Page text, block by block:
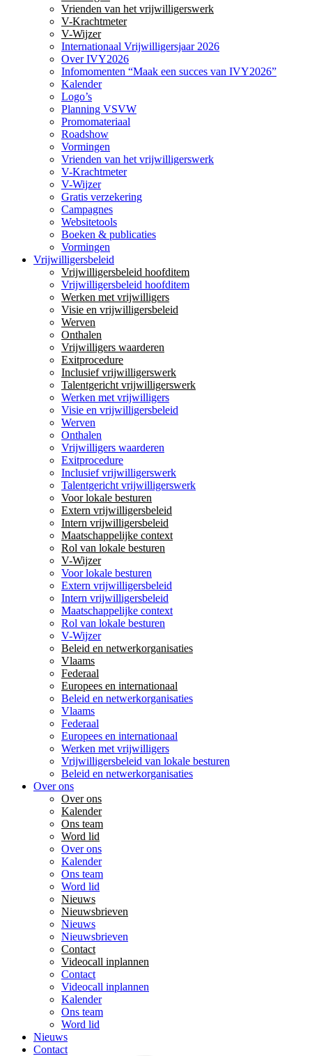
Vrienden van het vrijwilligerswerk
V-Krachtmeter
V-Wijzer
Internationaal Vrijwilligersjaar 2026
Over IVY2026
Infomomenten “Maak een succes van IVY2026”
Kalender
Logo’s
Planning VSVW
Promomateriaal
Roadshow
Vormingen
Vrienden van het vrijwilligerswerk
V-Krachtmeter
V-Wijzer
Gratis verzekering
Campagnes
Websitetools
Boeken & publicaties
Vormingen
Vrijwilligersbeleid
Vrijwilligersbeleid hoofditem
Vrijwilligersbeleid hoofditem
Werken met vrijwilligers
Visie en vrijwilligersbeleid
Werven
Onthalen
Vrijwilligers waarderen
Exitprocedure
Inclusief vrijwilligerswerk
Talentgericht vrijwilligerswerk
Werken met vrijwilligers
Visie en vrijwilligersbeleid
Werven
Onthalen
Vrijwilligers waarderen
Exitprocedure
Inclusief vrijwilligerswerk
Talentgericht vrijwilligerswerk
Voor lokale besturen
Extern vrijwilligersbeleid
Intern vrijwilligersbeleid
Maatschappelijke context
Rol van lokale besturen
V-Wijzer
Voor lokale besturen
Extern vrijwilligersbeleid
Intern vrijwilligersbeleid
Maatschappelijke context
Rol van lokale besturen
V-Wijzer
Beleid en netwerkorganisaties
Vlaams
Federaal
Europees en internationaal
Beleid en netwerkorganisaties
Vlaams
Federaal
Europees en internationaal
Werken met vrijwilligers
Vrijwilligersbeleid van lokale besturen
Beleid en netwerkorganisaties
Over ons
Over ons
Kalender
Ons team
Word lid
Over ons
Kalender
Ons team
Word lid
Nieuws
Nieuwsbrieven
Nieuws
Nieuwsbrieven
Contact
Videocall inplannen
Contact
Videocall inplannen
Kalender
Ons team
Word lid
Nieuws
Contact